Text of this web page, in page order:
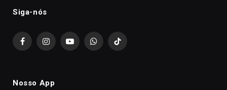
Siga-nós
FacebookInstagramYouTubeWhatsAppTikTok
Nosso App